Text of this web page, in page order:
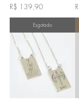
Preço
R$ 139,90
Esgotado